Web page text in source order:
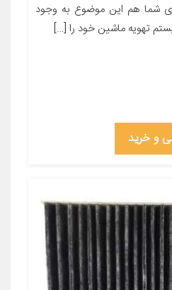
شما هم این موضوع به وجود
تهویه ماشین خود را […]
و خرید